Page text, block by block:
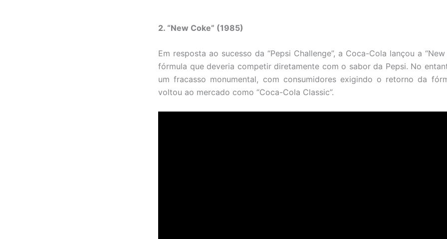
2. “New Coke” (1985)
Em resposta ao sucesso da “Pepsi Challenge”, a Coca-Cola lançou a
fórmula que deveria competir diretamente com o sabor da Pepsi. No
um fracasso monumental, com consumidores exigindo o retorno da
voltou ao mercado como “Coca-Cola Classic”.